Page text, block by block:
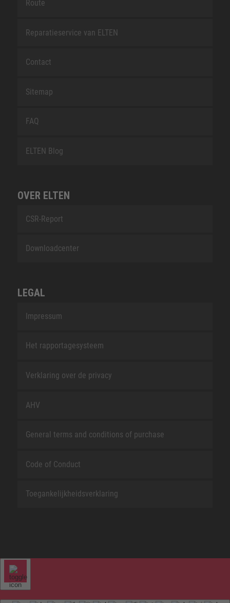
Route
Reparatieservice van ELTEN
Contact
Sitemap
FAQ
ELTEN Blog
OVER ELTEN
CSR-Report
Downloadcenter
LEGAL
Impressum
Het rapportagesysteem
Verklaring over de privacy
AHV
General terms and conditions of purchase
Code of Conduct
Toegankelijkheidsverklaring